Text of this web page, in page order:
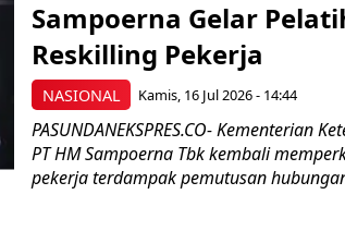
NASIONAL
Sampoerna Gelar
Reskilling Pekerja
Kamis, 16 Jul 2026 - 14:44
PASUNDANEKSPRES.CO- Kementerian
PT HM Sampoerna Tbk kembali
pekerja terdampak pemutusan